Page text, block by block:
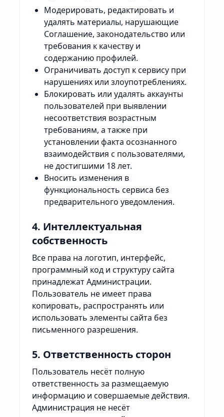
Модерировать, редактировать и
удалять материалы, нарушающие
Соглашение, законодательство или
требования к качеству и
содержанию профилей.
Ограничивать доступ к сервису при
нарушениях или злоупотреблениях.
Блокировать или удалять аккаунты
пользователей при выявлении
несоответствия возрастным
требованиям, а также при
установлении факта осознанного
взаимодействия с пользователями,
не достигшими 18 лет.
Вносить изменения в
функциональность сервиса без
предварительного уведомления.
4. Интеллектуальная
собственность
Все права на логотип, интерфейс,
программный код и структуру сайта
принадлежат Администрации.
Пользователь не имеет права
копировать, распространять или
использовать элементы сайта без
письменного разрешения.
5. Ответственность сторон
Пользователь несёт полную
ответственность за размещаемую
информацию и совершаемые действия.
Администрация не несёт